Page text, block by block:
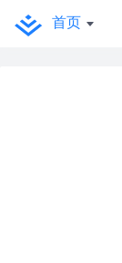
首页